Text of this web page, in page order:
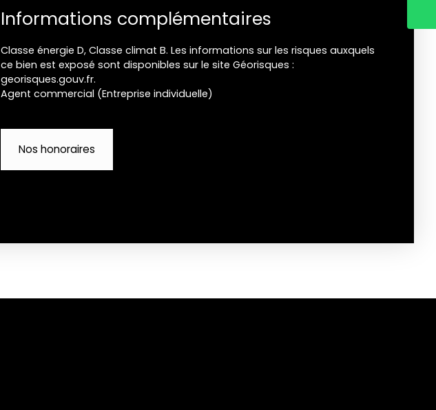
Informations complémentaires
Classe énergie D, Classe climat B. Les informations sur les risques auxquels
ce bien est exposé sont disponibles sur le site Géorisques :
georisques.gouv.fr.
Agent commercial (Entreprise individuelle)
Nos honoraires